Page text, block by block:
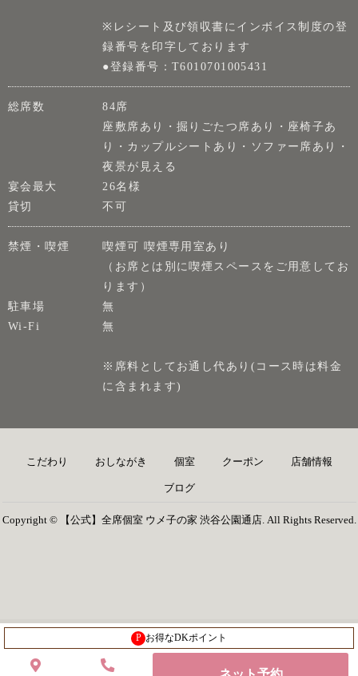
※レシート及び領収書にインボイス制度の登
録番号を印字しております
●登録番号：T6010701005431
総席数
84席
座敷席あり・掘りごたつ席あり・座椅子あ
り・カップルシートあり・ソファー席あり・
夜景が見える
宴会最大
26名様
貸切
不可
禁煙・喫煙
喫煙可 喫煙専用室あり
（お席とは別に喫煙スペースをご用意してお
ります）
駐車場
無
Wi-Fi
無
※席料としてお通し代あり(コース時は料金
に含まれます)
こだわり おしながき 個室 クーポン 店舗情報
ブログ
Copyright © 【公式】全席個室 ウメ子の家 渋谷公園通店. All Rights Reserved.
P お得なDKポイント